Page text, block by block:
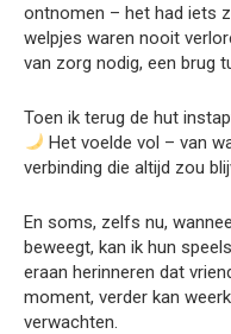
ontnomen – het had iets
welpjes waren nooit
van zorg nodig, een brug
Toen ik terug de hut
Het voelde vol – van
verbinding die altijd zou
En soms, zelfs nu,
beweegt, kan ik hun
eraan herinneren dat
moment, verder kan
verwachten.